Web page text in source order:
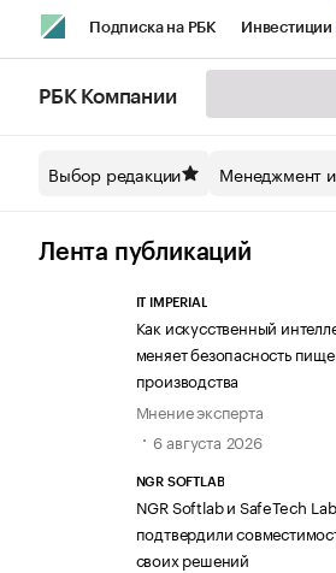
Подписка на РБК Инвестиции
Спецпроекты СПб
Технологии и медиа
РБК Компании
Выбор редакции Менеджмент
Лента публикаций
IT IMPERIAL
Как искусственный
меняет безопасность
производства
Мнение эксперта
6 августа 2026
NGR SOFTLAB
NGR Softlab и SafeTech Lab
подтвердили
своих решений